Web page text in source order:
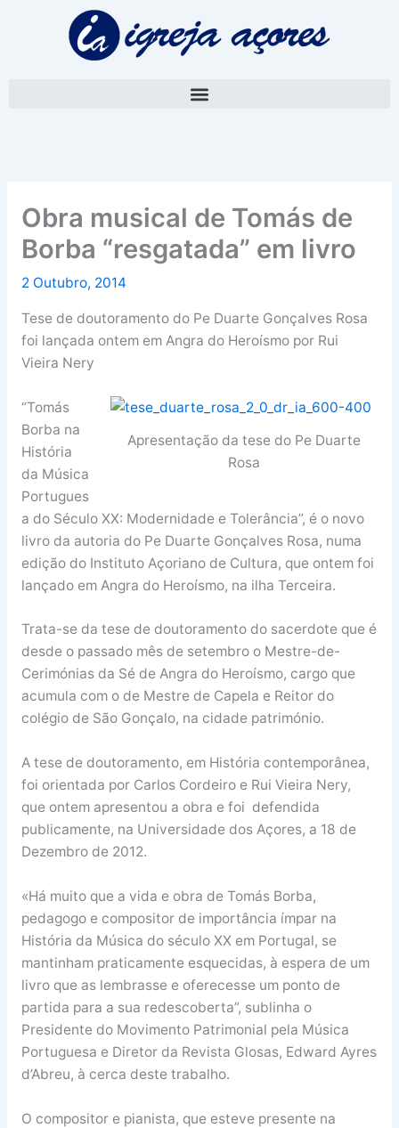
Obra musical de Tomás de
Borba “resgatada” em livro
2 Outubro, 2014
Tese de doutoramento do Pe Duarte Gonçalves Rosa
foi lançada ontem em Angra do Heroísmo por Rui
Vieira Nery
Apresentação da tese do Pe Duarte
Rosa
“Tomás
Borba na
História
da Música
Portugues
a do Século XX: Modernidade e Tolerância”, é o novo
livro da autoria do Pe Duarte Gonçalves Rosa, numa
edição do Instituto Açoriano de Cultura, que ontem foi
lançado em Angra do Heroísmo, na ilha Terceira.
Trata-se da tese de doutoramento do sacerdote que é
desde o passado mês de setembro o Mestre-de-
Cerimónias da Sé de Angra do Heroísmo, cargo que
acumula com o de Mestre de Capela e Reitor do
colégio de São Gonçalo, na cidade património.
A tese de doutoramento, em História contemporânea,
foi orientada por Carlos Cordeiro e Rui Vieira Nery,
que ontem apresentou a obra e foi defendida
publicamente, na Universidade dos Açores, a 18 de
Dezembro de 2012.
«Há muito que a vida e obra de Tomás Borba,
pedagogo e compositor de importância ímpar na
História da Música do século XX em Portugal, se
mantinham praticamente esquecidas, à espera de um
livro que as lembrasse e oferecesse um ponto de
partida para a sua redescoberta”, sublinha o
Presidente do Movimento Patrimonial pela Música
Portuguesa e Diretor da Revista Glosas, Edward Ayres
d’Abreu, à cerca deste trabalho.
O compositor e pianista, que esteve presente na